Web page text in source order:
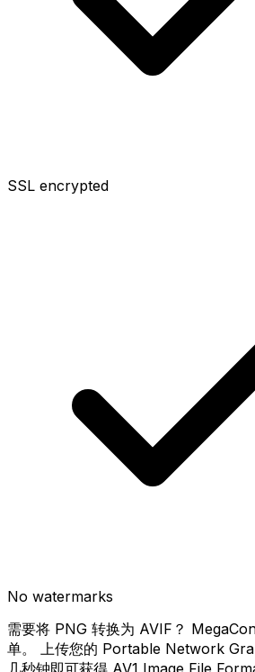
SSL encrypted
No watermarks
需要将 PNG 转换为 AVIF？
单。 上传您的 Portable Network
几秒钟即可获得 AV1 Image File